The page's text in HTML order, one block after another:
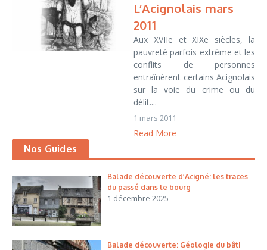
L’Acignolais mars
2011
Aux XVIIe et XIXe siècles, la
pauvreté parfois extrême et les
conflits de personnes
entraînèrent certains Acignolais
sur la voie du crime ou du
délit....
1 mars 2011
Read More
Nos Guides
Balade découverte d’Acigné: les traces
du passé dans le bourg
1 décembre 2025
Balade découverte: Géologie du bâti